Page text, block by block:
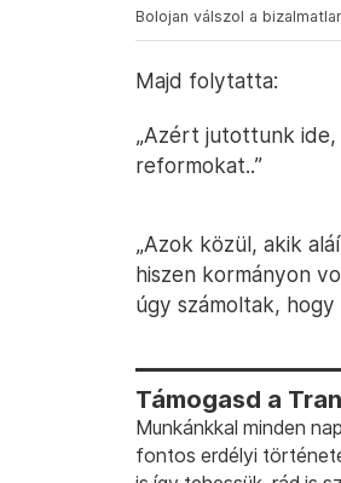
Bolojan válszol a
Majd folytatta:
„Azért jutottunk
reformokat..”
„Azok közül, akik
hiszen kormányon
úgy számoltak,
Támogasd a
Munkánkkal minden
fontos erdélyi